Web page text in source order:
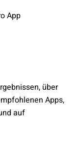
App
über
Apps,
auf